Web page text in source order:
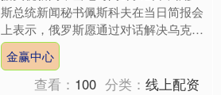
斯总统新闻秘书佩斯科夫在当日简报会
上表示，俄罗斯愿通过对话解决乌克兰
危机，并将欢迎美国在此问题上的调解
努力。他指出，一旦乌克....
金赢中心
查看： 100 分类：线上配资